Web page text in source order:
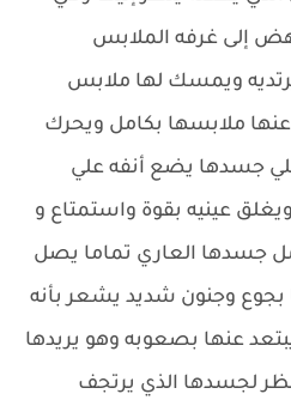
إلى غرفه الملابس
ويمسك لها ملابس
عنها ملابسها بكامل ويحرك
جسدها يضع أنفه علي
عينيه بقوة واستمتاع و
جسدها العاري تماما يصل
بجوع وجنون شديد يشعر بأنه
عنها بصعوبه وهو يريدها
لجسدها الذي يرتجف